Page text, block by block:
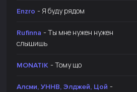
Enzro - Я буду рядом
Rufinna - Ты мне нужен нужен
слышишь
MONATIK - Тому що
Алсми, УННВ, Элджей, Цой -